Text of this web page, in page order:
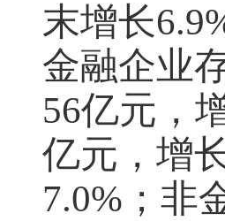
末增长
金融企业
56亿元，
亿元，增
7.0% ；非